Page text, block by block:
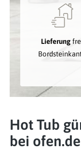
Lieferung
Hot Tub
bei ofen.de